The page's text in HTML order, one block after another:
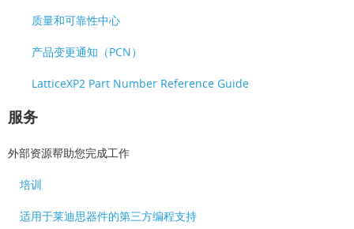
质量和可靠性中心
产品变更通知（PCN）
LatticeXP2 Part Number Reference Guide
服务
外部资源帮助您完成工作
培训
适用于莱迪思器件的第三方编程支持